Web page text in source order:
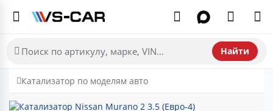
Найти
Катализатор по моделям авто